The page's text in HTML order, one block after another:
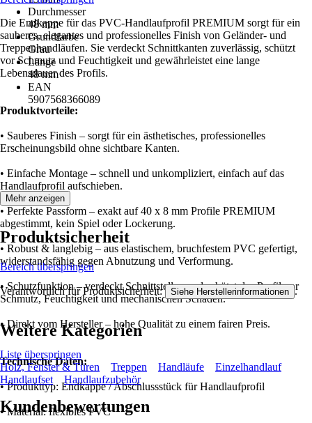
Durchmesser
48 mm
Grundfarbe
Grau
Länge
48 mm
EAN
5907568366089
Die Endkappe für das PVC-Handlaufprofil PREMIUM sorgt für ein
sauberes, elegantes und professionelles Finish von Geländer- und
Treppenhandläufen. Sie verdeckt Schnittkanten zuverlässig, schützt
vor Schmutz und Feuchtigkeit und gewährleistet eine lange
Lebensdauer des Profils.
Produktvorteile:
• Sauberes Finish – sorgt für ein ästhetisches, professionelles
Erscheinungsbild ohne sichtbare Kanten.
• Einfache Montage – schnell und unkompliziert, einfach auf das
Handlaufprofil aufschieben.
• Perfekte Passform – exakt auf 40 x 8 mm Profile PREMIUM
abgestimmt, kein Spiel oder Lockerung.
• Robust & langlebig – aus elastischem, bruchfestem PVC gefertigt,
widerstandsfähig gegen Abnutzung und Verformung.
• Schutzfunktion – verdeckt Schnittstellen und schützt das Profil vor
Schmutz, Feuchtigkeit und mechanischen Schäden.
• Direkt vom Hersteller – hohe Qualität zu einem fairen Preis.
Technische Daten:
• Produkttyp: Endkappe / Abschlussstück für Handlaufprofil
• Material: flexibles PVC
Mehr anzeigen
Produktsicherheit
Bereich überspringen
Verantwortlich für Produktsicherheit: Siehe Herstellerinformationen .
Weitere Kategorien
Liste überspringen
Holz, Fenster & Türen
Treppen Handläufe
Einzelhandlauf
Handlaufset
Handlaufzubehör
Kundenbewertungen